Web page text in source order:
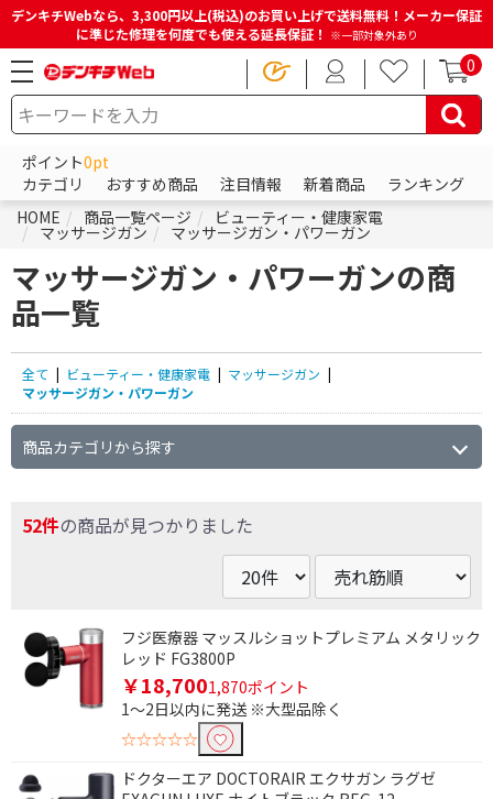
デンキチWebなら、3,300円以上(税込)のお買い上げで送料無料！メーカー保証
に準じた修理を何度でも使える延長保証！ ※一部対象外あり
0
ポイント0pt
カテゴリ
おすすめ商品 注目情報 新着商品
ランキング
HOME
商品一覧ページ ビューティー・健康家電
マッサージガン マッサージガン・パワーガン
マッサージガン・パワーガンの商
品一覧
全て | ビューティー・健康家電 | マッサージガン |
マッサージガン・パワーガン
商品カテゴリから探す
52件の商品が見つかりました
フジ医療器 マッスルショットプレミアム メタリック
レッド FG3800P
￥18,7001,870ポイント
1～2日以内に発送 ※大型品除く
☆☆☆☆☆
ドクターエア DOCTORAIR エクサガン ラグゼ